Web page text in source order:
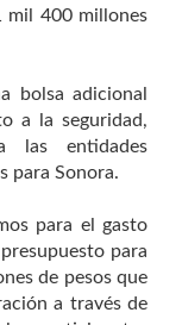
mil 400 millones
bolsa adicional
a la seguridad,
las entidades
para Sonora.
para el gasto
para
de pesos que
a través de